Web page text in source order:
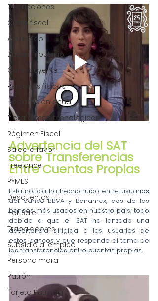
Deducciones
Cierre fiscal
Aguinaldo
Buzón Tributario
Contribuyente
Personas físicas
Declaración anual
Plataformas tecnológicas
Régimen Fiscal
Saldo a favor
Freelance
PYMES
Descuentos
Hot Sale
Trabajadores
Subsidio al empleo
Persona moral
Patrón
Tarjeta Patronal
Advertencia del SAT
sobre Transferencias
Entre Cuentas Propias
Esta noticia ha hecho ruido entre usuarios
del banco BBVA y Banamex, dos de los
bancos más usados en nuestro país; todo
debido a que el SAT ha lanzado una
advertencia dirigida a los usuarios de
estos bancos y que responde al tema de
las transferencias entre cuentas propias.